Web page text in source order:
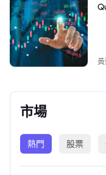
市場
熱門 股票